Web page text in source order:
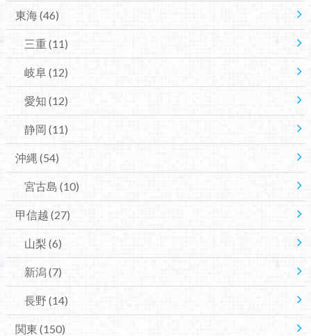
東海(46)
三重 (11)
岐阜 (12)
愛知 (12)
静岡 (11)
沖縄 (54)
宮古島 (10)
甲信越 (27)
山梨 (6)
新潟(7)
長野 (14)
関東 (150)